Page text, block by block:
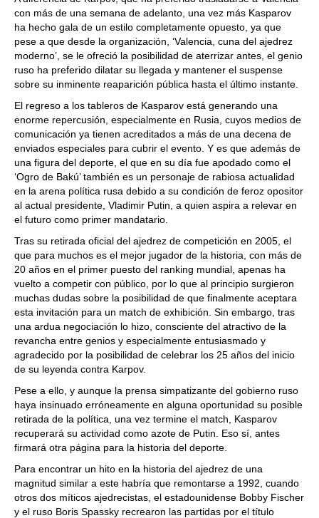
con más de una semana de adelanto, una vez más Kasparov
ha hecho gala de un estilo completamente opuesto, ya que
pese a que desde la organización, ‘Valencia, cuna del ajedrez
moderno’, se le ofreció la posibilidad de aterrizar antes, el genio
ruso ha preferido dilatar su llegada y mantener el suspense
sobre su inminente reaparición pública hasta el último instante.
El regreso a los tableros de Kasparov está generando una
enorme repercusión, especialmente en Rusia, cuyos medios de
comunicación ya tienen acreditados a más de una decena de
enviados especiales para cubrir el evento. Y es que además de
una figura del deporte, el que en su día fue apodado como el
‘Ogro de Bakú’ también es un personaje de rabiosa actualidad
en la arena política rusa debido a su condición de feroz opositor
al actual presidente, Vladimir Putin, a quien aspira a relevar en
el futuro como primer mandatario.
Tras su retirada oficial del ajedrez de competición en 2005, el
que para muchos es el mejor jugador de la historia, con más de
20 años en el primer puesto del ranking mundial, apenas ha
vuelto a competir con público, por lo que al principio surgieron
muchas dudas sobre la posibilidad de que finalmente aceptara
esta invitación para un match de exhibición. Sin embargo, tras
una ardua negociación lo hizo, consciente del atractivo de la
revancha entre genios y especialmente entusiasmado y
agradecido por la posibilidad de celebrar los 25 años del inicio
de su leyenda contra Karpov.
Pese a ello, y aunque la prensa simpatizante del gobierno ruso
haya insinuado erróneamente en alguna oportunidad su posible
retirada de la política, una vez termine el match, Kasparov
recuperará su actividad como azote de Putin. Eso sí, antes
firmará otra página para la historia del deporte.
Para encontrar un hito en la historia del ajedrez de una
magnitud similar a este habría que remontarse a 1992, cuando
otros dos míticos ajedrecistas, el estadounidense Bobby Fischer
y el ruso Boris Spassky recrearon las partidas por el título